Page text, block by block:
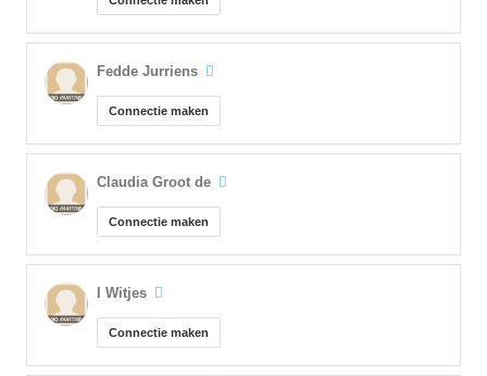
Fedde Jurriens
Connectie maken
Claudia Groot de
Connectie maken
I Witjes
Connectie maken